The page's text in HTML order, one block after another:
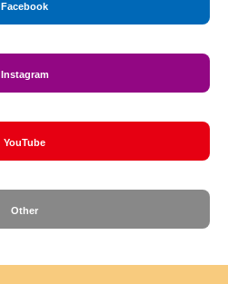
Facebook
Instagram
YouTube
Other